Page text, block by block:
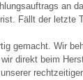
an
Fällt der letzte
gemacht. Wir
direkt beim